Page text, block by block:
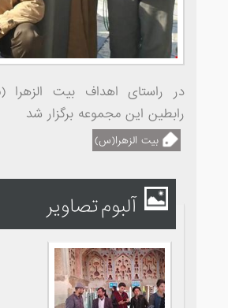
در راستای اهداف بیت
رابطین این مجموعه برگزار شد
بیت الزهرا(س)
آلبوم تصاویر